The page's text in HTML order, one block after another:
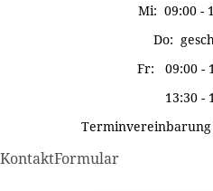
Mi: 09:00 -
Do:
Fr: 09:00 -
13:30 -
KontaktFormular